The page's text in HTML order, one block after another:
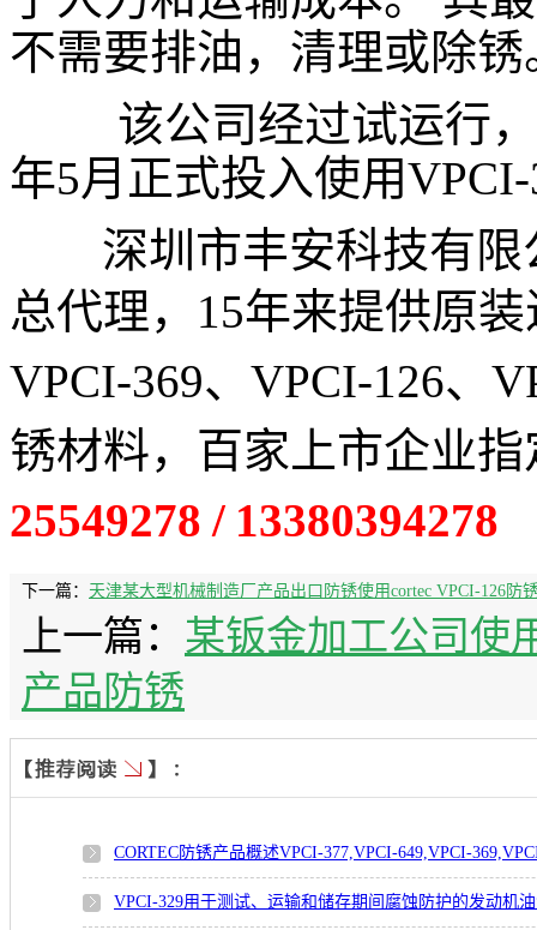
不需要排油，清理或除锈
该公司经过试运行，
年5月正式投入使用
深圳市丰安科技有限
总代理，15年来提供原
VPCI-369、VPCI-126、
锈材料，百家上市企业
25549278 / 13380394278
下一篇： 天津某大型机械制造厂产品出口防锈使用cortec VPCI-126防
上一篇： 某钣金加工公司使
产品防锈
CORTEC防锈产品概述VPCI-377,VPCI-649,VPCI-
VPCI-329用于测试、运输和储存期间腐蚀防护的发动机